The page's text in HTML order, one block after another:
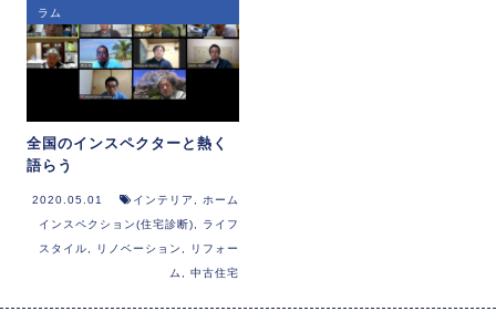
ラム
全国のインスペクターと熱く
語らう
2020.05.01 インテリア
ホーム
インスペクション(住宅診断)
ライフ
スタイル
リノベーション
リフォー
ム
中古住宅